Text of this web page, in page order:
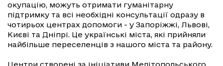
окупацію, можуть отримати гуманітарну
підтримку та всі необхідні консультації одразу в
чотирьох центрах допомоги - у Запоріжжі, Львові,
Києві та Дніпрі. Це українські міста, які прийняли
найбільше переселенців з нашого міста та району.